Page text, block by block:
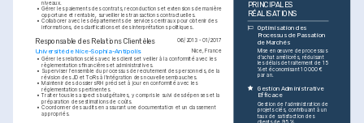
niveaux.
• Gérer les paiements des contrats, reconductions et extensions de manière
opportune et rentable, surveiller les transactions contractuelles.
• Collaborer avec les départements de services centraux pour obtenir des
informations, des clarifications et des interprétations politiques.
Responsable des Relations Clientèles 06/2013 - 01/2017
Université de Nice-Sophia-Antipolis
Nice, France
• Gérer les relations clés avec les clients et veiller à la conformité avec les
règlementations financières et administratives.
• Superviser l'ensemble du processus de recrutement des personnels, de la
révision des JD et ToRs à l'intégration des nouvelles embauches.
• Maintenir des dossiers RH précis et à jour en conformité avec les
réglementations pertinentes.
• Traiter tous les aspects budgétaires, y compris le suivi des dépenses et la
préparation des estimations de coûts.
• Coordonner des audits en assurant une documentation et un classement
appropriés.
PRINCIPALES
RÉALISATIONS
Optimisation des
Processus de Passation
de Marchés
Mise en œuvre de processus
d'achat améliorés, réduisant
les délais de traitement de 15
% et économisant 10 000 €
par an.
Gestion Administrative
Efficace
Gestion de l'administration de
projets clés, contribuant à un
taux de satisfaction des